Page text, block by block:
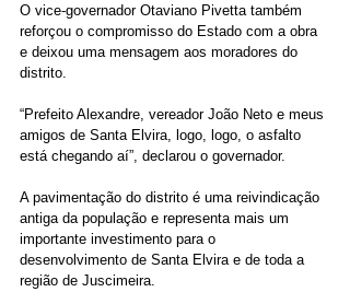
O vice-governador Otaviano Pivetta também
reforçou o compromisso do Estado com a obra
e deixou uma mensagem aos moradores do
distrito.
“Prefeito Alexandre, vereador João Neto e meus
amigos de Santa Elvira, logo, logo, o asfalto
está chegando aí”, declarou o governador.
A pavimentação do distrito é uma reivindicação
antiga da população e representa mais um
importante investimento para o
desenvolvimento de Santa Elvira e de toda a
região de Juscimeira.